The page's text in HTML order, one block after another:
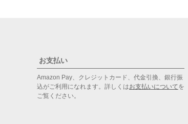
お支払い
Amazon Pay、クレジットカード、代金引換、銀行振
込がご利用になれます。詳しくはお支払いについてを
ご覧ください。